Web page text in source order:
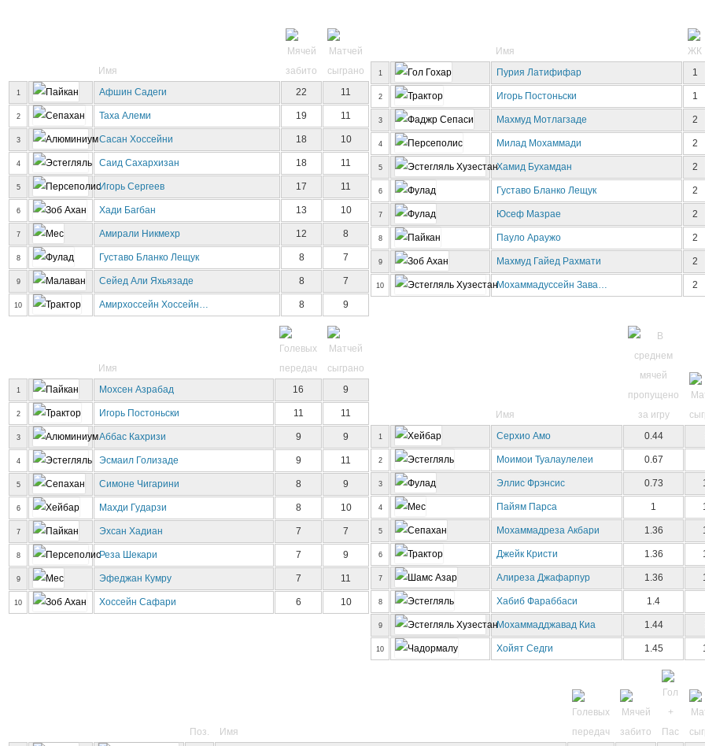
Имя
1 Афшин Садеги 22 11
2 Таха Алеми 19 11
3 Сасан Хоссейни 18 10
4 Саид Сахархизан 18 11
5 Игорь Сергеев 17 11
6 Хади Багбан 13 10
7 Амирали Никмехр 12 8
8 Густаво Бланко Лещук 8 7
9 Сейед Али Яхьязаде 8 7
10 Амирхоссейн Хоссейн… 8 9
Имя
1 Пурия Латифифар 1
2 Игорь Постоньски 1
3 Махмуд Мотлагзаде 2
4 Милад Мохаммади 2
5 Хамид Бухамдан 2
6 Густаво Бланко Лещук 2
7 Юсеф Мазрае 2
8 Пауло Араужо 2
9 Махмуд Гайед Рахмати 2
10 Мохаммадуссейн Зава… 2
Имя
1 Мохсен Азрабад 16 9
2 Игорь Постоньски 11 11
3 Аббас Кахризи 9 9
4 Эсмаил Голизаде 9 11
5 Симоне Чигарини 8 9
6 Махди Гударзи 8 10
7 Эхсан Хадиан 7 7
8 Реза Шекари 7 9
9 Эфеджан Кумру 7 11
10 Хоссейн Сафари 6 10
Имя
1 Серхио Амо 0.44
2 Моимои Туалаулелеи 0.67
3 Эллис Фрэнсис 0.73
4 Пайям Парса 1
5 Мохаммадреза Акбари 1.36
6 Джейк Кристи 1.36
7 Алиреза Джафарпур 1.36
8 Хабиб Фараббаси 1.4
9 Мохаммадджавад Киа 1.44
10 Хойят Седги 1.45
Поз. Имя